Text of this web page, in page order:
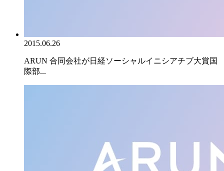
2015.06.26
ARUN 合同会社が日経ソーシャルイニシアチブ大賞国
際部...